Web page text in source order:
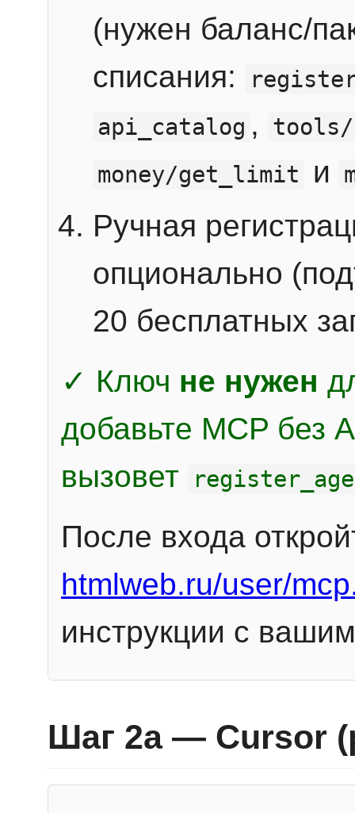
(нужен баланс/
списания:
api_catalog ,
money/get_limit
и
Ручная
опционально
20 бесплатных
✓ Ключ не нужен
добавьте MCP без
вызовет
После входа
htmlweb.ru/user/
инструкции с
Шаг 2a — Cursor